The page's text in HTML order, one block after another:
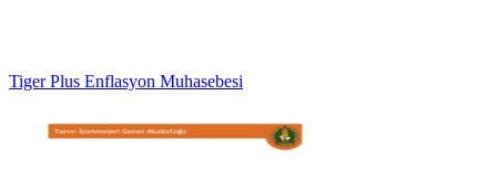
Tiger Plus Enflasyon Muhasebesi